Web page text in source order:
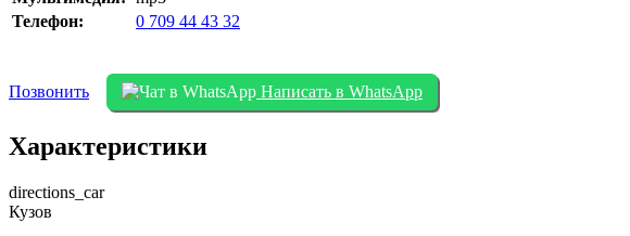
Телефон:
0 709 44 43 32
Позвонить Написать в WhatsApp
Характеристики
directions_car
Кузов